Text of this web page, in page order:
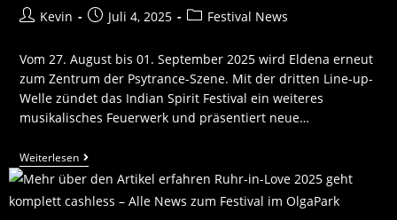
Kevin Juli 4, 2025 Festival News
Vom 27. August bis 01. September 2025 wird Eldena erneut
zum Zentrum der Psytrance-Szene. Mit der dritten Line-up-
Welle zündet das Indian Spirit Festival ein weiteres
musikalisches Feuerwerk und präsentiert neue…
Weiterlesen